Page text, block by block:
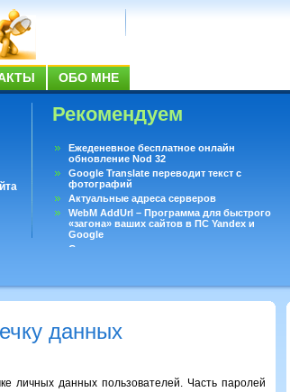
ОБО МНЕ
Рекомендуем
Ежеденевное бесплатное онлайн
обновление Nod 32
Google Translate переводит текст с
фотографий
Актуальные адреса серверов
WebM AddUrl – Программа для быстрого
«загона» ваших сайтов в ПС Yandex и
Google
Существует вопросы, на которые не может
данных
личных данных пользователей. Часть паролей